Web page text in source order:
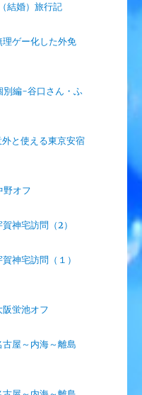
結婚）旅行記
ゲー化した外免
別編-谷口さん・ふ
と使える東京安宿
野オフ
神宅訪問（2）
神宅訪問（１）
蛍池オフ
屋～内海～離島